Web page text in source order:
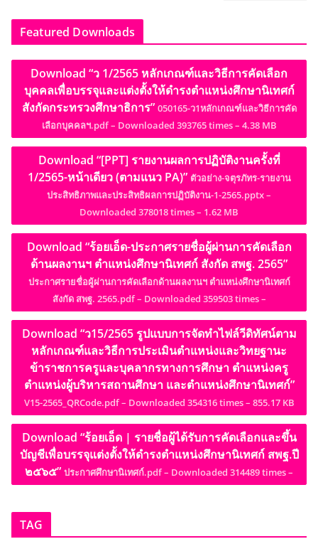
Featured Downloads
Download “ว 1/2565 หลักเกณฑ์และวิธีการคัดเลือก
บุคคลเพื่อบรรจุและแต่งตั้งให้ดำรงตำแหน่งศึกษานิเทศก์
สังกัดกระทรวงศึกษาธิการ” 050165-ว1หลักเกณฑ์และวิธีการคัด
เลือกบุคคลฯ.pdf – Downloaded 393765 times – 4.38 MB
Download “[PPT] รายงานผลการปฏิบัติงานครั้งที่
1/2565-หน้าเดียว (ตามแนว PA)” ตัวอย่าง-จตุรภัทร-รายงาน
ประสิทธิภาพและประสิทธิผลการปฏิบัติงาน-1-2565.pptx –
Downloaded 378018 times – 1.62 MB
Download “ร้อยเอ็ด-ประกาศรายชื่อผู้ผ่านการคัดเลือก
ด้านผลงานฯ ตำแหน่งศึกษานิเทศก์ สังกัด สพฐ. 2565”
ประกาศรายชื่อผู้ผ่านการคัดเลือกด้านผลงานฯ ตำแหน่งศึกษานิเทศก์
สังกัด สพฐ. 2565.pdf – Downloaded 359503 times –
Download “ว15/2565 รูปแบบการจัดทำไฟล์วีดิทัศน์ตาม
หลักเกณฑ์และวิธีการประเมินตำแหน่งและวิทยฐานะ
ข้าราชการครูและบุคลากรทางการศึกษา ตำแหน่งครู
ตำแหน่งผู้บริหารสถานศึกษา และตำแหน่งศึกษานิเทศก์”
V15-2565_QRCode.pdf – Downloaded 354316 times – 855.17 KB
Download “ร้อยเอ็ด | รายชื่อผู้ได้รับการคัดเลือกและขึ้น
บัญชีเพื่อบรรจุแต่งตั้งให้ดำรงตำแหน่งศึกษานิเทศก์ สพฐ.ปี
๒๕๖๕” ประกาศศึกษานิเทศก์.pdf – Downloaded 314489 times –
TAG